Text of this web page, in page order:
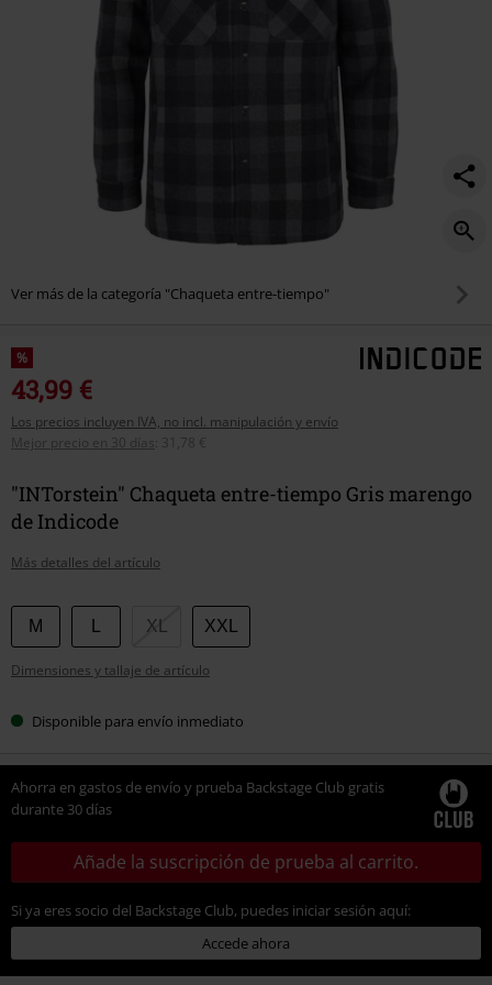
Ver más de la categoría "Chaqueta entre-tiempo"
%
43,99 €
Los precios incluyen IVA, no incl. manipulación y envío
Mejor precio en 30 días
31,78 €
"INTorstein" Chaqueta entre-tiempo Gris marengo
de Indicode
Más detalles del artículo
Elige
tu
talla
M XL XXL
Dimensiones y tallaje de artículo
Disponible para envío inmediato
Ahorra en gastos de envío y prueba Backstage Club gratis
durante 30 días
Añade la suscripción de prueba al carrito.
Si ya eres socio del Backstage Club, puedes iniciar sesión aquí:
Accede ahora